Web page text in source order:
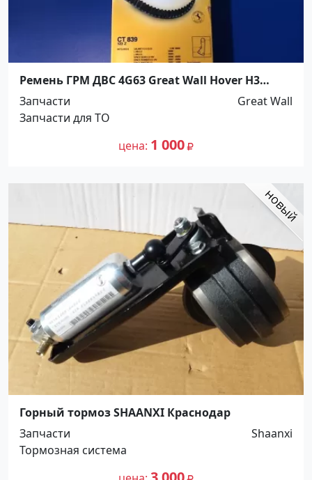
Ремень ГРМ ДВС 4G63 Great Wall Hover H3
Краснодар
Запчасти
Great Wall
Запчасти для ТО
цена 1 000
Горный тормоз SHAANXI Краснодар
Запчасти
Shaanxi
Тормозная система